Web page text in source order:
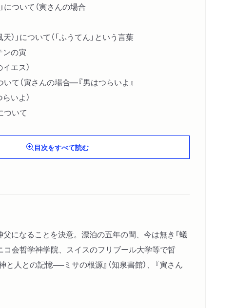
ついて（寅さんの場合
）」について（「ふうてん」という言葉
の寅
エス）
て（寅さんの場合―『男はつらいよ』
いよ）
ついて
目次をすべて読む
になることを決意。漂泊の五年の間、今は無き「蟻
コ会哲学神学院、スイスのフリブール大学等で哲
人との記憶──ミサの根源』（知泉書館）、『寅さん